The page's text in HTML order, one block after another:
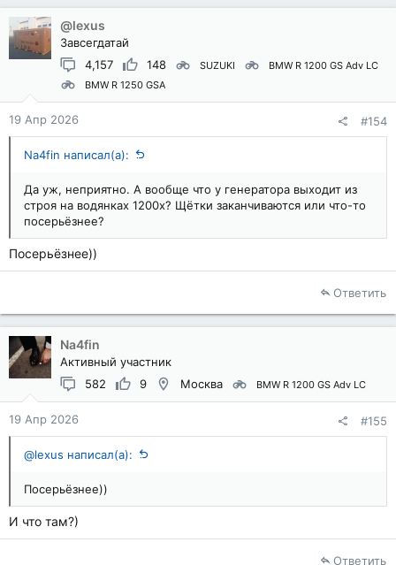
@lexus
Завсегдатай
4,157
148 SUZUKI
BMW R 1200 GS Adv LC
BMW R 1250 GSA
19 Апр 2026 #154
Na4fin написал(а):
Да уж, неприятно. А вообще что у генератора выходит из
строя на водянках 1200х? Щётки заканчиваются или что-то
посерьёзнее?
Посерьёзнее))
Ответить
Na4fin
Активный участник
582
9 Москва BMW R 1200 GS Adv LC
19 Апр 2026 #155
@lexus написал(а):
Посерьёзнее))
И что там?)
Ответить